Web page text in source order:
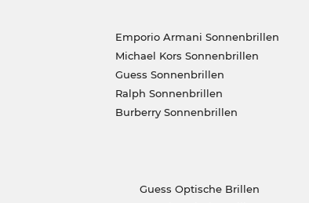
Emporio Armani Sonnenbrillen
Michael Kors Sonnenbrillen
Guess Sonnenbrillen
Ralph Sonnenbrillen
Burberry Sonnenbrillen
Guess Optische Brillen